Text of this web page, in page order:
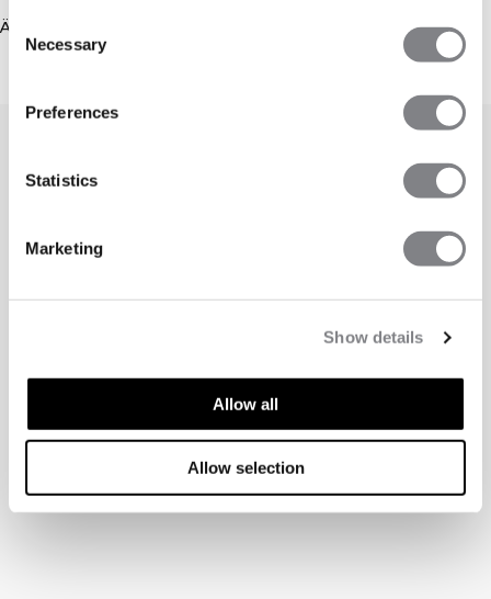
Consent
Selection
Necessary
Preferences
Statistics
Marketing
Show details
Allow all
Allow selection
bietet sowohl Style als auch Funktionalität. Erhältlich in mehreren Farben.
100% Baumwolle.
Ähnliche Produkte